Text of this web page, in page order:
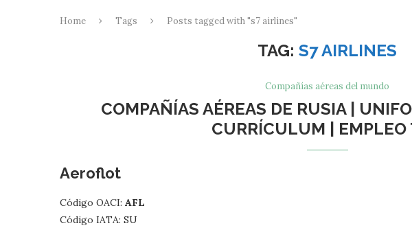
Home Tags Posts tagged with "s7 airlines"
TAG:S7 AIRLINES
Compañías aéreas del mundo
COMPAÑÍAS AÉREAS DE RUSIA |
CURRÍCULUM | EMPLEO
Aeroflot
Código OACI: AFL
Código IATA: SU